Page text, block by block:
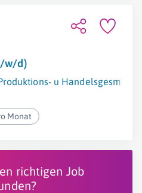
w/d)
u HandelsgesmbH
Monat
richtigen Job